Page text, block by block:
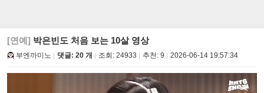
[연예] 박은빈도 처음 보는 10살 영상
부엔까미노 댓글: 20 개 조회: 24933 추천: 9 2026-06-14 19:57:34